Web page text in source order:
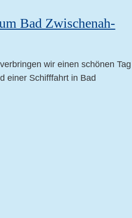
Bad Zwi­schen­ah­
wir einen schö­nen Tag
einer Schiff­fahrt in Bad